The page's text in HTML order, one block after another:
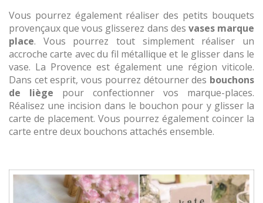
Vous pourrez également réaliser des petits bouquets
provençaux que vous glisserez dans des vases marque
place. Vous pourrez tout simplement réaliser un
accroche carte avec du fil métallique et le glisser dans le
vase. La Provence est également une région viticole.
Dans cet esprit, vous pourrez détourner des bouchons
de liège pour confectionner vos marque-places.
Réalisez une incision dans le bouchon pour y glisser la
carte de placement. Vous pourrez également coincer la
carte entre deux bouchons attachés ensemble.